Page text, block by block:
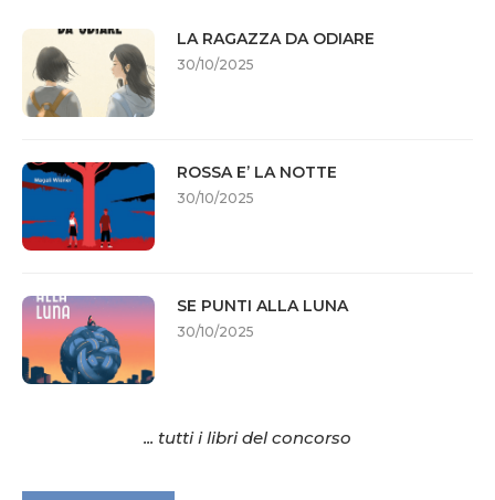
LA RAGAZZA DA ODIARE
30/10/2025
ROSSA E’ LA NOTTE
30/10/2025
SE PUNTI ALLA LUNA
30/10/2025
... tutti i libri del concorso